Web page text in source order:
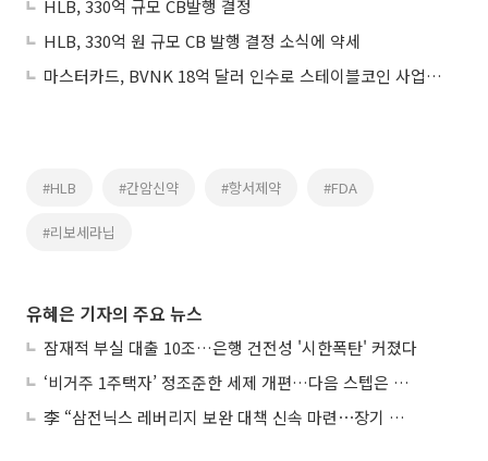
HLB, 330억 규모 CB발행 결정
HLB, 330억 원 규모 CB 발행 결정 소식에 약세
마스터카드, BVNK 18억 달러 인수로 스테이블코인 사업 본격 확장
#HLB #간암신약 #항서제약 #FDA
#리보세라닙
유혜은 기자의 주요 뉴스
잠재적 부실 대출 10조…은행 건전성 '시한폭탄' 커졌다
‘비거주 1주택자’ 정조준한 세제 개편…다음 스텝은 금융 대책
李 “삼전닉스 레버리지 보완 대책 신속 마련⋯장기 채무 과감히 탕감”